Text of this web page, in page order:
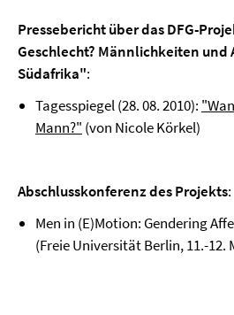
Pressebericht über das DFG-
Geschlecht? Männlichkeiten und
Südafrika":
Tagesspiegel (28. 08. 2010): "
Mann?" (von Nicole Körkel)
Abschlusskonferenz des Projekts:
Men in (E)Motion: Gendering
(Freie Universität Berlin, 11.-12.